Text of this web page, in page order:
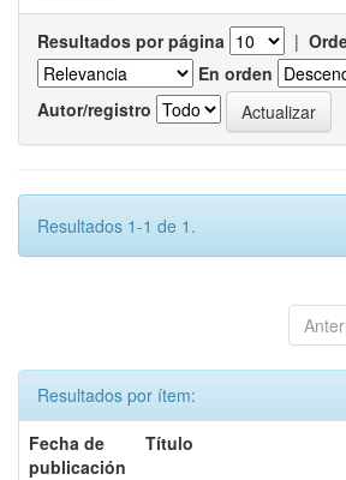
Resultados por página |
En orden
Autor/registro
Resultados 1-1 de 1.
Resultados por ítem:
Fecha de
publicación
Título